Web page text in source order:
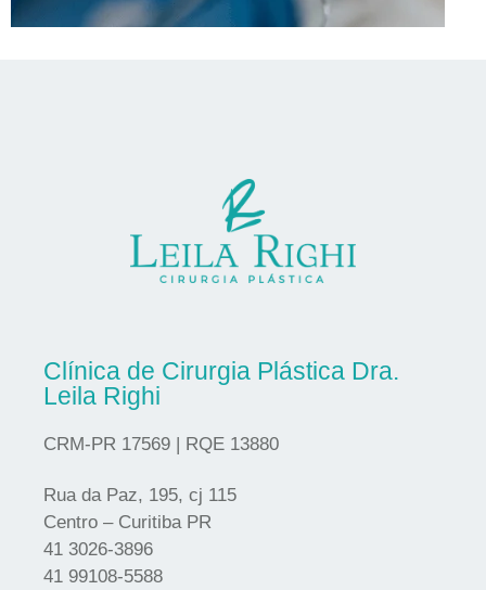
Clínica de Cirurgia Plástica Dra.
Leila Righi
CRM-PR 17569 | RQE 13880
Rua da Paz, 195, cj 115
Centro – Curitiba PR
41 3026-3896
41 99108-5588